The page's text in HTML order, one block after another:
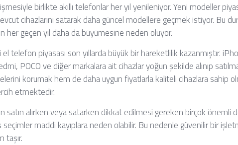
birlikte akıllı telefonlar her yıl yenileniyor. Yeni modeller
cihazlarını satarak daha güncel modellere geçmek istiyor. Bu
her geçen yıl daha da büyümesine neden oluyor.
telefon piyasası son yıllarda büyük bir hareketlilik kazanmıştır.
POCO ve diğer markalara ait cihazlar yoğun şekilde alınıp
korumak hem de daha uygun fiyatlarla kaliteli cihazlara sahip
etmektedir.
satın alırken veya satarken dikkat edilmesi gereken birçok önemli
seçimler maddi kayıplara neden olabilir. Bu nedenle güvenilir bir
taşır.